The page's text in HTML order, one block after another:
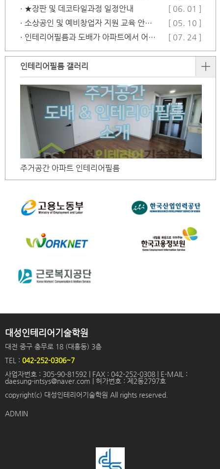
· ★장판 및 데코타일과정 일정안내
[ 06. 01 ]
· 소상공인 및 예비창업자 지원 교육 안…
[ 05. 10 ]
· 인테리어필름과 도배가 아파트에서 어떻…
[ 07. 24 ]
인테리어필름 갤러리
주거공간 아파트 인테리어필름
대성인테리어기술학원
대전 중구 충무로 18 (대흥동) 3층
TEL : 042-252-0306~7
사업자번호 : 305-90-81592 | FAX : 042-252-0308 | E-MAIL :
daesung-intsys@naver.com | 허가번호 : 제2동2797호
copyright(c) 대성인테리어기술학원 All rights reserved.
ADMIN